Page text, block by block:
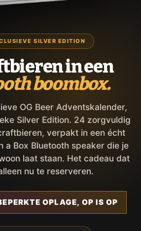
SILVER EDITION
in een
boombox.
OG Beer Adventskalender,
Silver Edition. 24 zorgvuldig
verpakt in een écht
a Box Bluetooth speaker die je
laat staan. Het cadeau dat
nu te reserveren.
OPLAGE, OP IS OP